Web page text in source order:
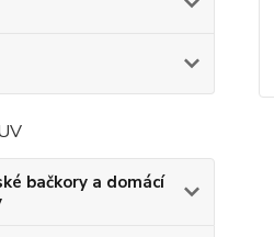
bačkory a domácí